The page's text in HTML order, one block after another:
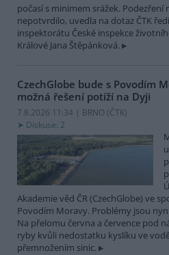
počasí s minimem srážek.
nepotvrdilo, uvedla na dotaz ČTK
inspektorátu České inspekce
Králové Jana Štěpánková.
CzechGlobe bude s Povodím
možná řešení potíží na Dyji
7.8.2026 11:34 | BRNO (ČTK)
Diskuse: 2
Akademie věd ČR (CzechGlobe) ve
Povodím Moravy. Problémy jsou
Na přelomu června a července pod
ryby kvůli nedostatku kyslíku ve
přemnožením sinic.